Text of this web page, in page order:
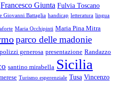
Francesco Giunta Fulvia Toscano
Giovanni Battaglia handicap letteratura lingua
Maria Occhipinti Maria Pina Mitra
parco delle madonie
polizzi generosa presentazione Randazzo
santino mirabella Sicilia
Turismo esperenziale Tusa Vincenzo